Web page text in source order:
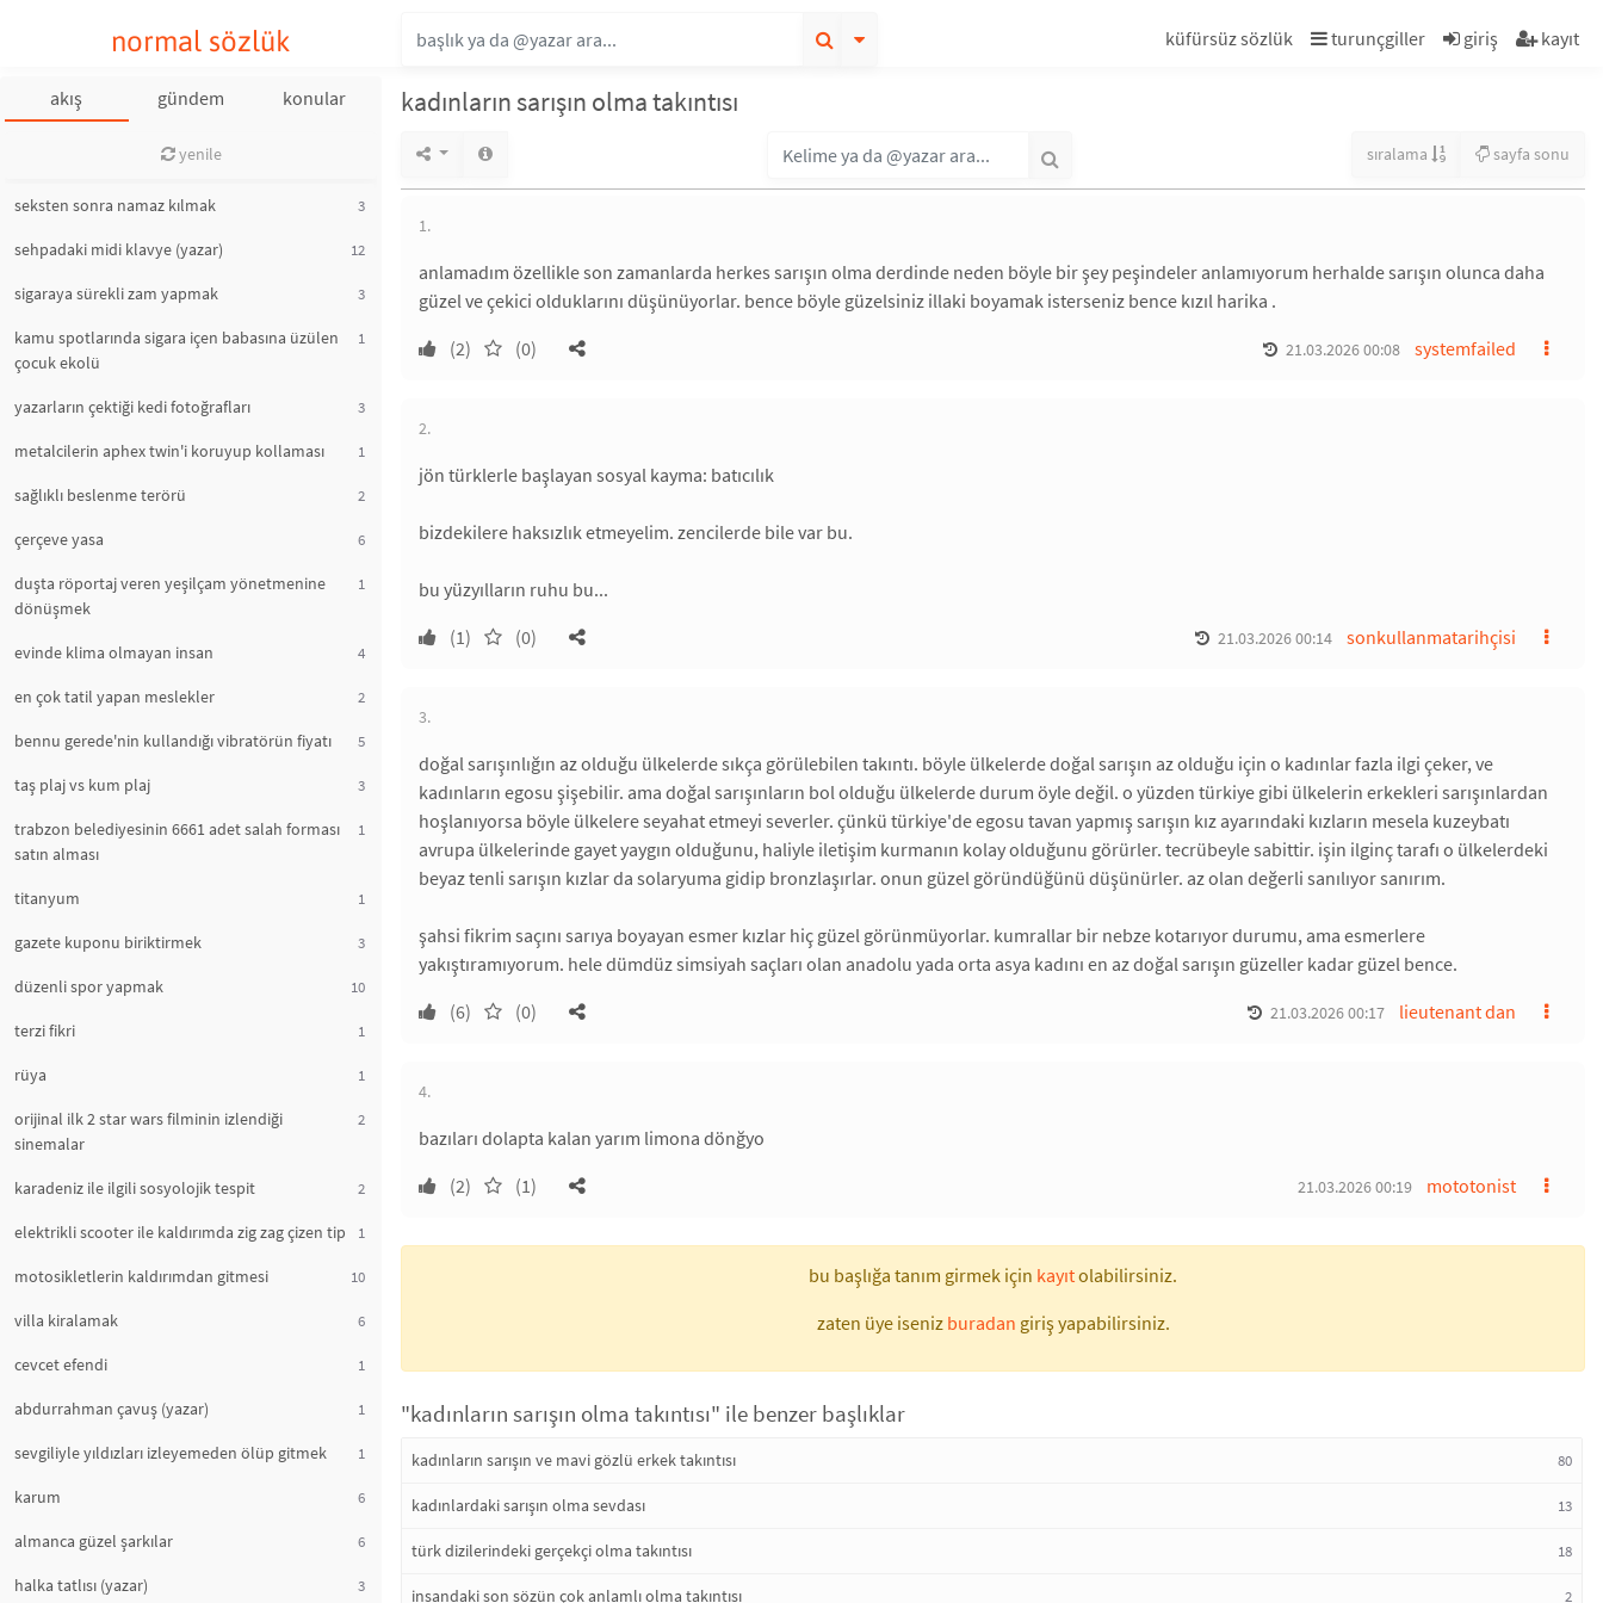
normal sözlük küfürsüz sözlük turunçgiller giriş kayıt
akış gündem konular
yenile
seksten sonra namaz kılmak 3
sehpadaki midi klavye (yazar) 12
sigaraya sürekli zam yapmak 3
kamu spotlarında sigara içen babasına üzülen
çocuk ekolü
1
yazarların çektiği kedi fotoğrafları 3
metalcilerin aphex twin'i koruyup kollaması 1
sağlıklı beslenme terörü 2
çerçeve yasa 6
duşta röportaj veren yeşilçam yönetmenine
dönüşmek
1
evinde klima olmayan insan 4
en çok tatil yapan meslekler 2
bennu gerede'nin kullandığı vibratörün fiyatı 5
taş plaj vs kum plaj 3
trabzon belediyesinin 6661 adet salah forması
satın alması
1
titanyum 1
gazete kuponu biriktirmek 3
düzenli spor yapmak 10
terzi fikri 1
rüya 1
orijinal ilk 2 star wars filminin izlendiği
sinemalar
2
karadeniz ile ilgili sosyolojik tespit 2
elektrikli scooter ile kaldırımda zig zag çizen tip 1
motosikletlerin kaldırımdan gitmesi 10
villa kiralamak 6
cevcet efendi 1
abdurrahman çavuş (yazar) 1
sevgiliyle yıldızları izleyemeden ölüp gitmek 1
karum 6
almanca güzel şarkılar 6
halka tatlısı (yazar) 3
kadınların sarışın olma takıntısı
sıralama sayfa sonu
1.
anlamadım özellikle son zamanlarda herkes sarışın olma derdinde neden böyle bir şey peşindeler anlamıyorum herhalde sarışın olunca daha
güzel ve çekici olduklarını düşünüyorlar. bence böyle güzelsiniz illaki boyamak isterseniz bence kızıl harika .
(2)
(0) systemfailed
21.03.2026 00:08
2.
jön türklerle başlayan sosyal kayma: batıcılık
bizdekilere haksızlık etmeyelim. zencilerde bile var bu.
bu yüzyılların ruhu bu...
(1)
(0) sonkullanmatarihçisi
21.03.2026 00:14
3.
doğal sarışınlığın az olduğu ülkelerde sıkça görülebilen takıntı. böyle ülkelerde doğal sarışın az olduğu için o kadınlar fazla ilgi çeker, ve
kadınların egosu şişebilir. ama doğal sarışınların bol olduğu ülkelerde durum öyle değil. o yüzden türkiye gibi ülkelerin erkekleri sarışınlardan
hoşlanıyorsa böyle ülkelere seyahat etmeyi severler. çünkü türkiye'de egosu tavan yapmış sarışın kız ayarındaki kızların mesela kuzeybatı
avrupa ülkelerinde gayet yaygın olduğunu, haliyle iletişim kurmanın kolay olduğunu görürler. tecrübeyle sabittir. işin ilginç tarafı o ülkelerdeki
beyaz tenli sarışın kızlar da solaryuma gidip bronzlaşırlar. onun güzel göründüğünü düşünürler. az olan değerli sanılıyor sanırım.
şahsi fikrim saçını sarıya boyayan esmer kızlar hiç güzel görünmüyorlar. kumrallar bir nebze kotarıyor durumu, ama esmerlere
yakıştıramıyorum. hele dümdüz simsiyah saçları olan anadolu yada orta asya kadını en az doğal sarışın güzeller kadar güzel bence.
(6)
(0) lieutenant dan
21.03.2026 00:17
4.
bazıları dolapta kalan yarım limona dönğyo
(2)
(1) mototonist
21.03.2026 00:19
bu başlığa tanım girmek için kayıtolabilirsiniz.
zaten üye iseniz buradan giriş yapabilirsiniz.
"kadınların sarışın olma takıntısı" ile benzer başlıklar
kadınların sarışın ve mavi gözlü erkek takıntısı 80
kadınlardaki sarışın olma sevdası 13
türk dizilerindeki gerçekçi olma takıntısı 18
insandaki son sözün çok anlamlı olma takıntısı 2